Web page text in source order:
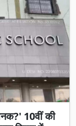
10वीं की